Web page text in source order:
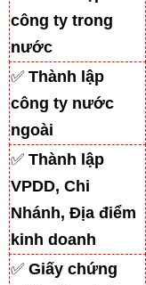
công ty trong
nước
✅ Thành lập
công ty nước
ngoài
✅ Thành lập
VPDD, Chi
Nhánh, Địa điểm
kinh doanh
✅ Giấy chứng